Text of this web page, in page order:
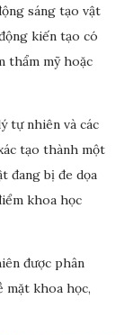
sáng tạo vật
kiến tạo có
thẩm mỹ hoặc
tự nhiên và các
tạo thành một
đang bị đe dọa
khoa học
được phân
mặt khoa học,